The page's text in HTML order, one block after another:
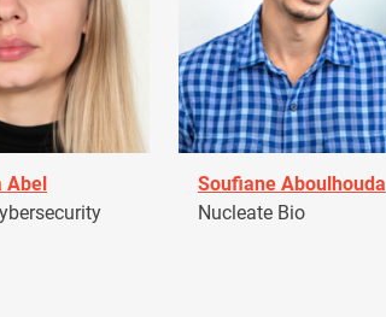
Abel
Soufiane Aboulhouda
Nucleate Bio